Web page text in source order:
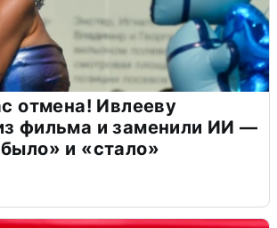
отмена! Ивлееву
фильма и заменили ИИ —
и «стало»